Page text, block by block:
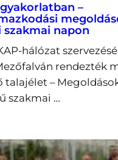
–
szakmai napon
hálózat
rendezték
talajélet –
szakmai …